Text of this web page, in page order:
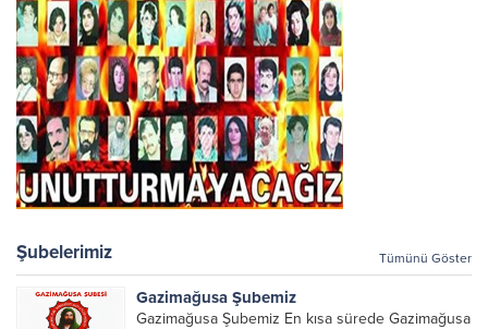
Şubelerimiz Tümünü Göster
Gazimağusa Şubemiz
Gazimağusa Şubemiz En kısa sürede Gazimağusa